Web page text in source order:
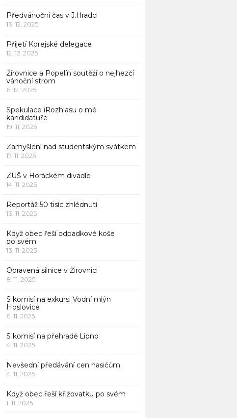
Předvánoční čas v J.Hradci
13. 12. 2025
Přijetí Korejské delegace
12. 12. 2025
Žirovnice a Popelín soutěží o nejhezčí
vánoční strom
6. 12. 2025
Spekulace iRozhlasu o mé
kandidatuře
19. 11. 2025
Zamyšlení nad studentským svátkem
17. 11. 2025
ZUŠ v Horáckém divadle
14. 11. 2025
Reportáž 50 tisíc zhlédnutí
13. 11. 2025
Když obec řeší odpadkové koše
po svém
13. 11. 2025
Opravená silnice v Žirovnici
8. 11. 2025
S komisí na exkursi Vodní mlýn
Hoslovice
6. 11. 2025
S komisí na přehradě Lipno
4. 11. 2025
Nevšední předávání cen hasičům
4. 11. 2025
Když obec řeší křižovatku po svém
1. 11. 2025